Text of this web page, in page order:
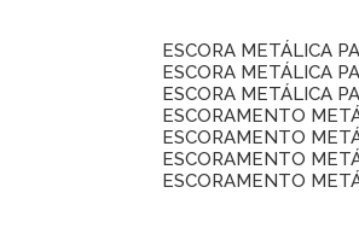
ESCORA METÁLICA
ESCORA METÁLICA
ESCORA METÁLICA
ESCORAMENTO
ESCORAMENTO
ESCORAMENTO
ESCORAMENTO